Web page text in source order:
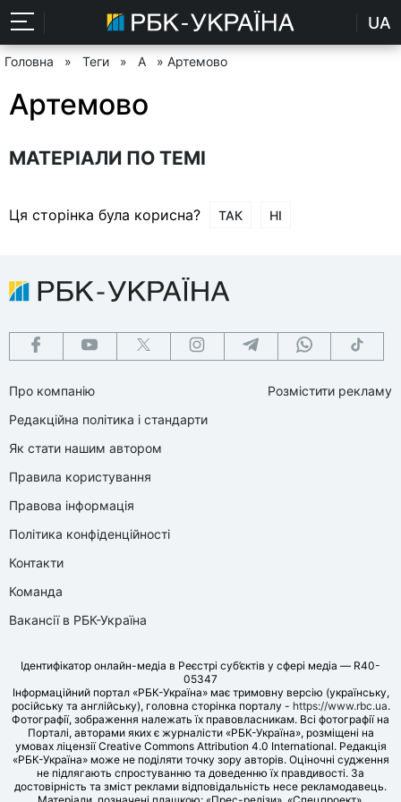
UA
Головна » Теги » А » Артемово
Артемово
МАТЕРІАЛИ ПО ТЕМІ
Ця сторінка була корисна? ТАК НІ
Про компанію
Редакційна політика і стандарти
Як стати нашим автором
Правила користування
Правова інформація
Політика конфіденційності
Контакти
Команда
Вакансії в РБК-Україна
Розмістити рекламу
Ідентифікатор онлайн-медіа в Реєстрі суб’єктів у сфері медіа — R40-
05347
Інформаційний портал «РБК-Україна» має тримовну версію (українську,
російську та англійську), головна сторінка порталу - https://www.rbc.ua.
Фотографії, зображення належать їх правовласникам. Всі фотографії на
Порталі, авторами яких є журналісти «РБК-Україна», розміщені на
умовах ліцензії Creative Commons Attribution 4.0 International. Редакція
«РБК-Україна» може не поділяти точку зору авторів. Оціночні судження
не підлягають спростуванню та доведенню їх правдивості. За
достовірність та зміст реклами відповідальність несе рекламодавець.